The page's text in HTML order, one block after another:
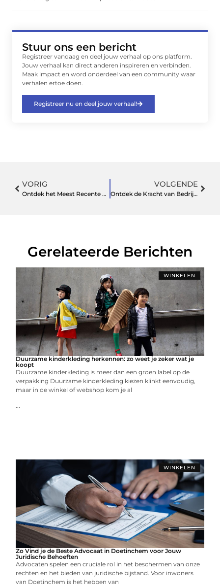
Stuur ons een bericht
Registreer vandaag en deel jouw verhaal op ons platform.
Jouw verhaal kan direct anderen inspireren en verbinden.
Maak impact en word onderdeel van een community waar
verhalen ertoe doen.
Registreer nu en deel jouw verhaal!
VORIG
Ontdek het Meest Recente Nieuws en Geschiedenis van Dordrecht
VOLGENDE
Ontdek de Kracht van Bedrijvengids in Delft voor Lokale Bedrijven
Gerelateerde Berichten
WINKELEN
Duurzame kinderkleding herkennen: zo weet je zeker wat je
koopt
Duurzame kinderkleding is meer dan een groen label op de
verpakking Duurzame kinderkleding kiezen klinkt eenvoudig,
maar in de winkel of webshop kom je al
...
WINKELEN
Zo Vind je de Beste Advocaat in Doetinchem voor Jouw
Juridische Behoeften
Advocaten spelen een cruciale rol in het beschermen van onze
rechten en het bieden van juridische bijstand. Voor inwoners
van Doetinchem is het hebben van